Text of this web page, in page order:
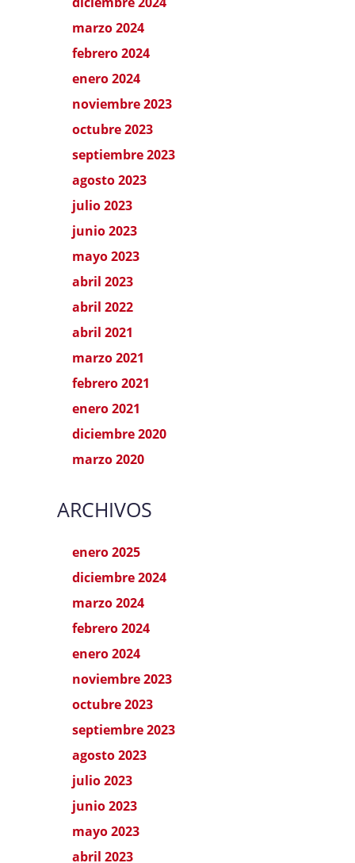
marzo 2024
febrero 2024
enero 2024
noviembre 2023
octubre 2023
septiembre 2023
agosto 2023
julio 2023
junio 2023
mayo 2023
abril 2023
abril 2022
abril 2021
marzo 2021
febrero 2021
enero 2021
diciembre 2020
marzo 2020
ARCHIVOS
enero 2025
diciembre 2024
marzo 2024
febrero 2024
enero 2024
noviembre 2023
octubre 2023
septiembre 2023
agosto 2023
julio 2023
junio 2023
mayo 2023
abril 2023